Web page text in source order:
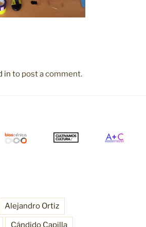
in to post a comment.
Alejandro Ortiz